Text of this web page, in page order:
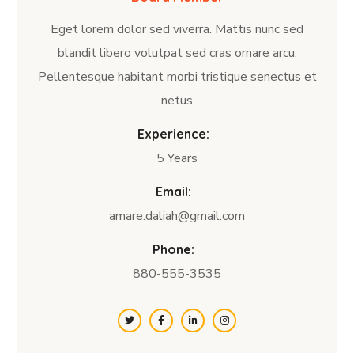
Eget lorem dolor sed viverra. Mattis nunc sed
blandit libero volutpat sed cras ornare arcu.
Pellentesque habitant morbi tristique senectus et
netus
Experience:
5 Years
Email:
amare.daliah@gmail.com
Phone:
880-555-3535